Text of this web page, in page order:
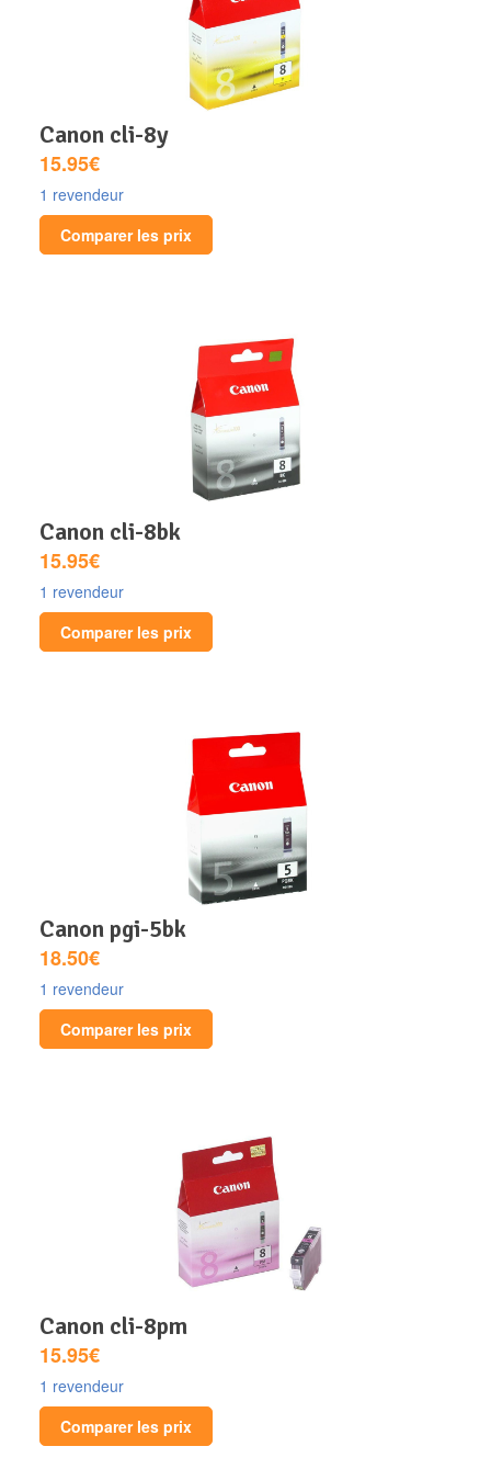
canon cli-8y
15.95€
1 revendeur
Comparer les prix
canon cli-8bk
15.95€
1 revendeur
Comparer les prix
canon pgi-5bk
18.50€
1 revendeur
Comparer les prix
canon cli-8pm
15.95€
1 revendeur
Comparer les prix